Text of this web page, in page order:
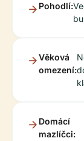
Pohodlí:
Věková
omezení:
Domácí
mazlíčci: